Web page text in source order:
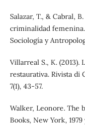
Salazar, T., & Cabral,
criminalidad
Sociología y
Villarreal S., K.
restaurativa. Rivista di
7(1), 43-57.
Walker, Leonore. The
Books, New York,